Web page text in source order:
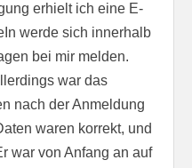
erhielt ich eine E-
werde sich innerhalb
bei mir melden.
war das
nach der Anmeldung
waren korrekt, und
war von Anfang an auf